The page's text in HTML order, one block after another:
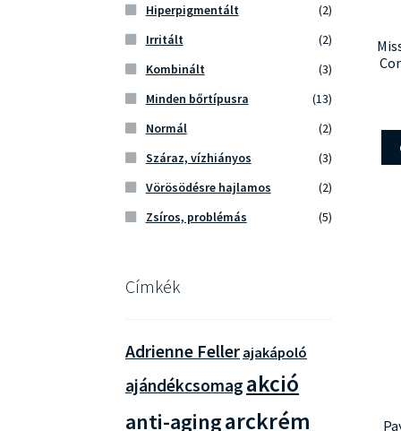
Hiperpigmentált
(2)
Irritált
(2)
Kombinált
(3)
Minden bőrtípusra
(13)
Normál
(2)
Száraz, vízhiányos
(3)
Vörösödésre hajlamos
(2)
Zsíros, problémás
(5)
Címkék
Adrienne Feller ajakápoló
ajándékcsomag akció
anti-agingarckrém